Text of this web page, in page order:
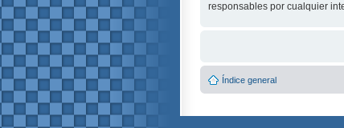
responsables por cualquier
Índice general